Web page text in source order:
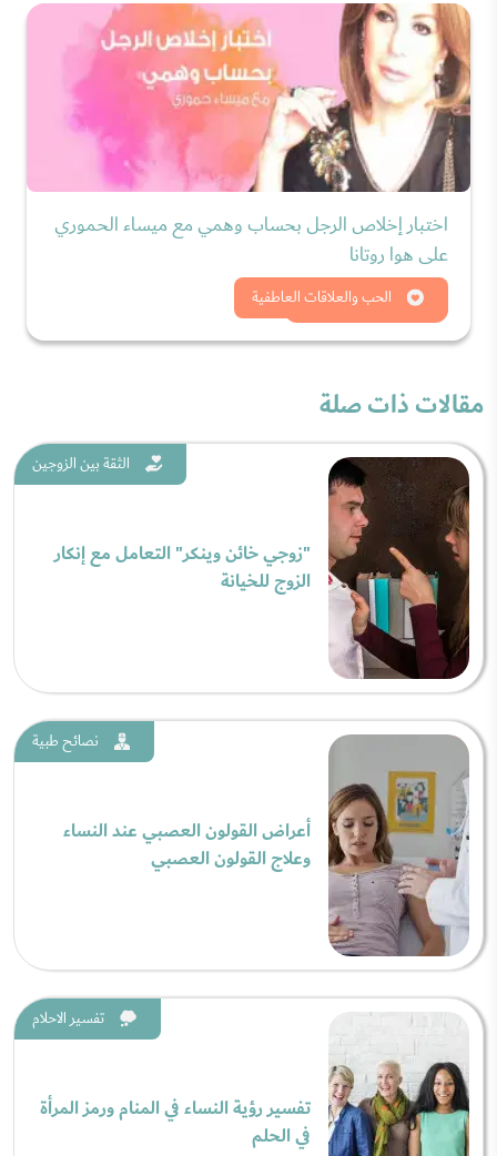
الحب والعلاقات العاطفية
اختبار إخلاص الرجل بحساب وهمي مع ميساء الحموري
على هوا روتانا
شاهد الان
مقالات ذات صلة
الثقة بين الزوجين
"زوجي خائن وينكر" التعامل مع إنكار
الزوج للخيانة
نصائح طبية
أعراض القولون العصبي عند النساء
وعلاج القولون العصبي
تفسير الاحلام
تفسير رؤية النساء في المنام ورمز المرأة
في الحلم